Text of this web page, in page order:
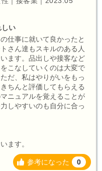
い
仕事に就いて良かったと
さん達もスキルのある人
ます。品出しや接客など
こなしていくのは大変で
だ、私はやりがいをもっ
ちんと評価してもらえる
ニュアルを覚えることが
しやすいのも自分に合っ
ます。
参考になった 0